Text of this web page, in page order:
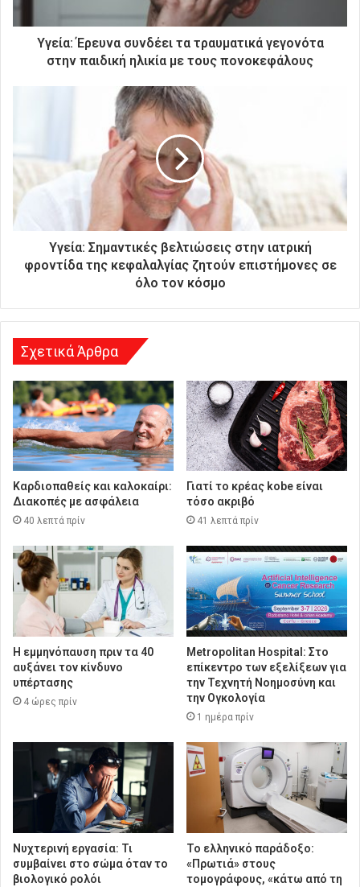
κ
α
ς
δ
ι
ε
σ
Υγεία: Έρευνα συνδέει τα τραυματικά γεγονότα
στην παιδική ηλικία με τους πονοκεφάλους
Υγεία: Σημαντικές βελτιώσεις στην ιατρική
φροντίδα της κεφαλαλγίας ζητούν επιστήμονες σε
όλο τον κόσμο
Σχετικά Άρθρα
Καρδιοπαθείς και καλοκαίρι:
Διακοπές με ασφάλεια
40 λεπτά πρίν
Γιατί το κρέας kobe είναι
τόσο ακριβό
41 λεπτά πρίν
Η εμμηνόπαυση πριν τα 40
αυξάνει τον κίνδυνο
υπέρτασης
4 ώρες πρίν
Metropolitan Hospital: Στο
επίκεντρο των εξελίξεων για
την Τεχνητή Νοημοσύνη και
την Ογκολογία
1 ημέρα πρίν
Νυχτερινή εργασία: Τι
συμβαίνει στο σώμα όταν το
βιολογικό ρολόι
Το ελληνικό παράδοξο:
«Πρωτιά» στους
τομογράφους, «κάτω από τη